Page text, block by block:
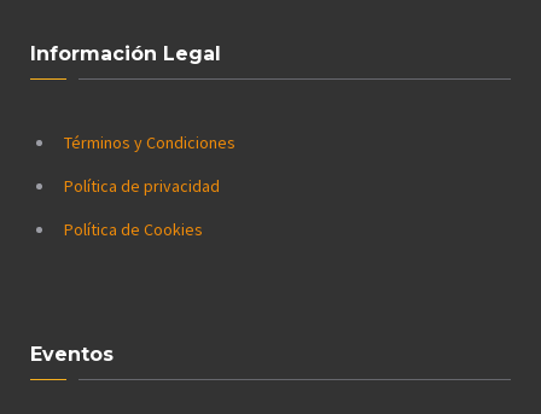
Información Legal
Términos y Condiciones
Política de privacidad
Política de Cookies
Eventos